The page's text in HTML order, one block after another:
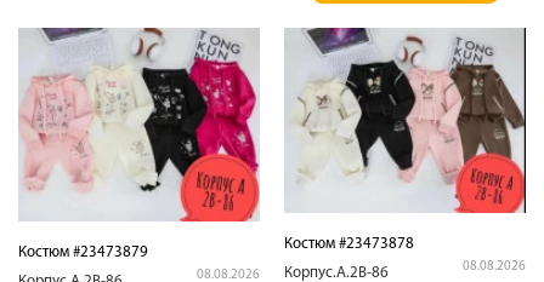
Костюм #23473879
08.08.2026
Костюм #23473878
Корпус.А.2В-86
08.08.2026